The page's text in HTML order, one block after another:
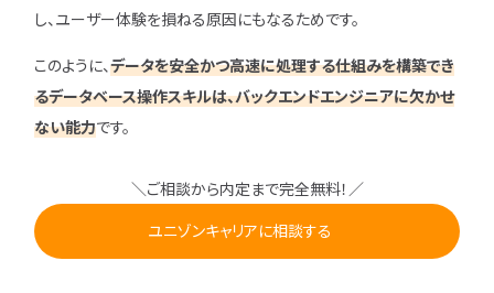
し、ユーザー体験を損ねる原因にもなるためです。
このように、データを安全かつ高速に処理する仕組みを構築でき
るデータベース操作スキルは、バックエンドエンジニアに欠かせ
ない能力です。
＼ご相談から内定まで完全無料！／
ユニゾンキャリアに相談する